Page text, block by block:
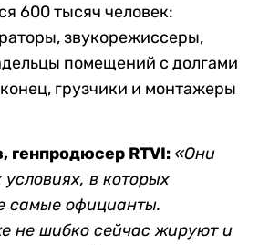
600 тысяч человек:
звукорежиссеры,
помещений с долгами
грузчики и монтажеры
генпродюсер RTVI: «Они
условиях, в которых
самые официанты.
не шибко сейчас жируют и